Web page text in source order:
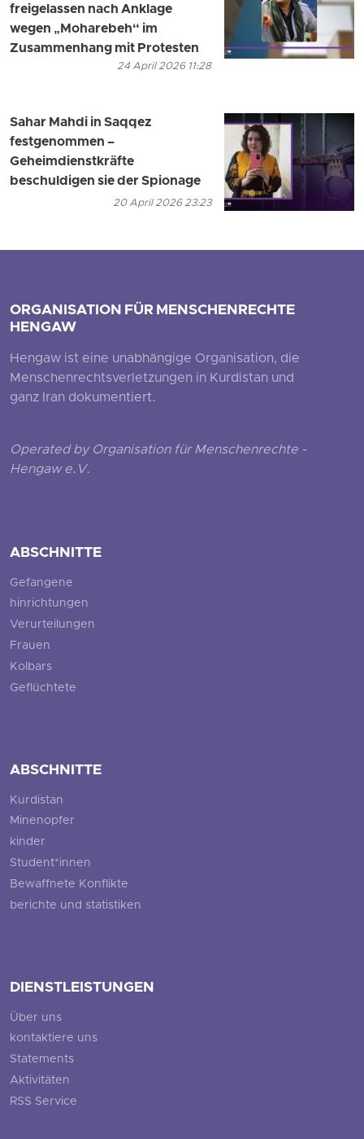
freigelassen nach Anklage
wegen „Moharebeh“ im
Zusammenhang mit Protesten
24 April 2026 11:28
Sahar Mahdi in Saqqez
festgenommen –
Geheimdienstkräfte
beschuldigen sie der Spionage
20 April 2026 23:23
ORGANISATION FÜR MENSCHENRECHTE
HENGAW
Hengaw ist eine unabhängige Organisation, die
Menschenrechtsverletzungen in Kurdistan und
ganz Iran dokumentiert.
Operated by Organisation für Menschenrechte -
Hengaw e.V.
ABSCHNITTE
Gefangene
hinrichtungen
Verurteilungen
Frauen
Kolbars
Geflüchtete
ABSCHNITTE
Kurdistan
Minenopfer
kinder
Student*innen
Bewaffnete Konflikte
berichte und statistiken
DIENSTLEISTUNGEN
Über uns
kontaktiere uns
Statements
Aktivitäten
RSS Service